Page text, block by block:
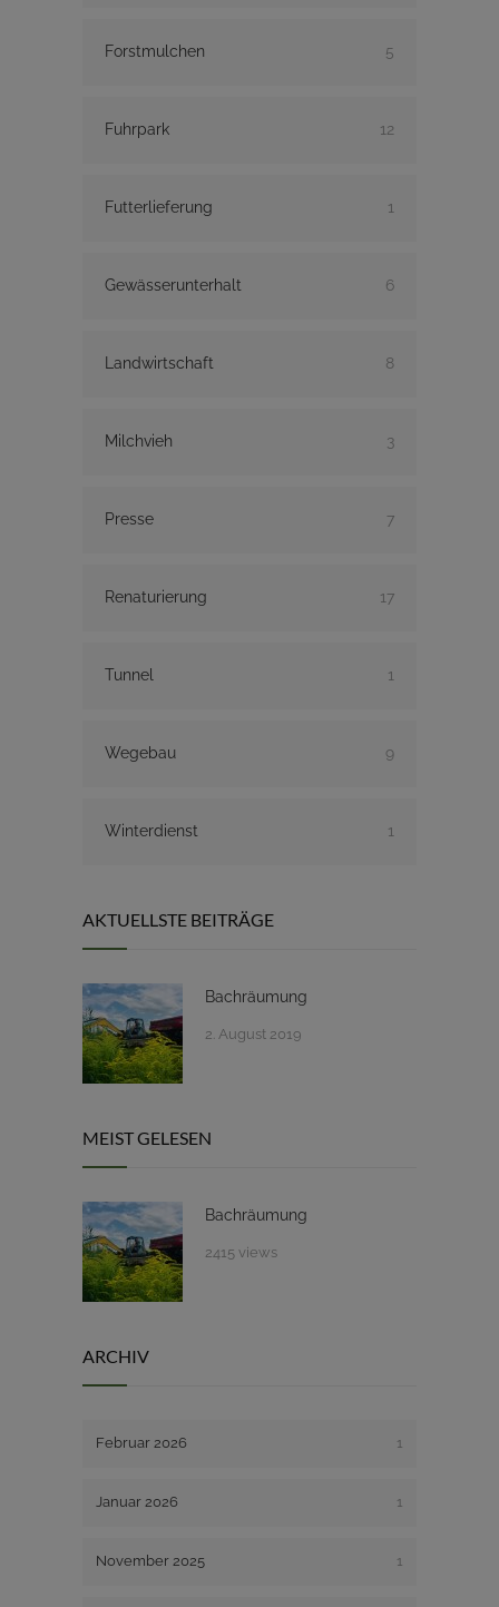
Forstmulchen 5
Fuhrpark 12
Futterlieferung 1
Gewässerunterhalt 6
Landwirtschaft 8
Milchvieh 3
Presse 7
Renaturierung 17
Tunnel 1
Wegebau 9
Winterdienst 1
AKTUELLSTE BEITRÄGE
Bachräumung
2. August 2019
MEIST GELESEN
Bachräumung
2415 views
ARCHIV
Februar 2026 1
Januar 2026 1
November 2025 1